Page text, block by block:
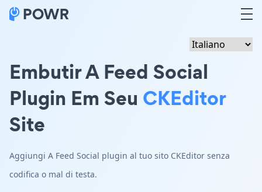
Embutir A Feed Social
Plugin Em Seu CKEditor
Site
Aggiungi A Feed Social plugin al tuo sito CKEditor senza
codifica o mal di testa.